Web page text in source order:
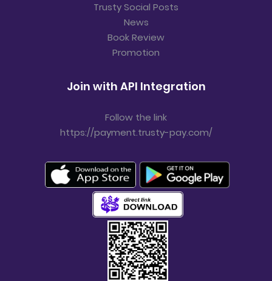
Trusty Social Posts
News
Book Review
Promotion
Join with API Integration
Follow the link
https://payment.trusty-pay.com/